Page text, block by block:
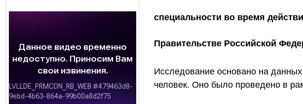
специальности во время
Правительстве Российской
Исследование основано на
человек. Оно было проведено в